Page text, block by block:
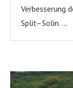
Verbesserung
Split–Solin. …